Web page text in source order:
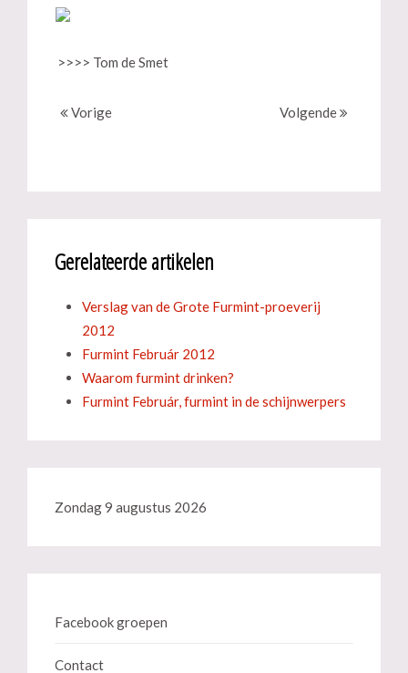
>>>> Tom de Smet
Vorige Volgende
Gerelateerde artikelen
Verslag van de Grote Furmint-proeverij
2012
Furmint Február 2012
Waarom furmint drinken?
Furmint Február, furmint in de schijnwerpers
Zondag 9 augustus 2026
Facebook groepen
Contact